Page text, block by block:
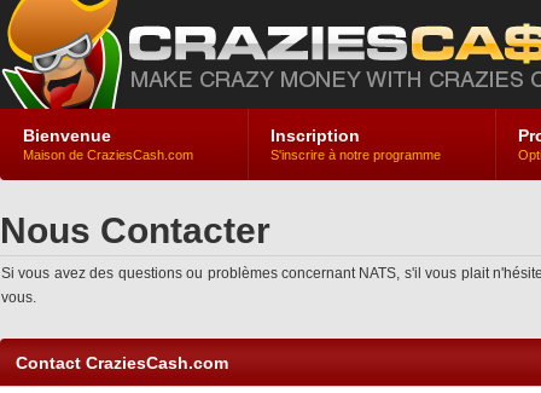
Bienvenue
Maison de CraziesCash.com
Inscription
S'inscrire à notre programme
Nous Contacter
Si vous avez des questions ou problèmes concernant NATS, s'il vous plait
vous.
Contact CraziesCash.com